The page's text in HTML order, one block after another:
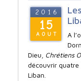
2016
15
AOUT
A
Dieu, Chrétiens
découvrir quatre
Liban.